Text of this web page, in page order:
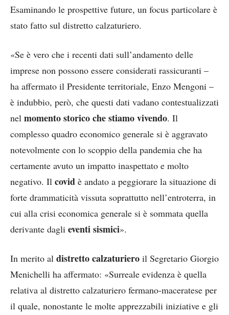
Esaminando le prospettive future, un focus particolare è
stato fatto sul distretto calzaturiero.
«Se è vero che i recenti dati sull’andamento delle
imprese non possono essere considerati rassicuranti –
ha affermato il Presidente territoriale, Enzo Mengoni –
è indubbio, però, che questi dati vadano contestualizzati
nel momento storico che stiamo vivendo. Il
complesso quadro economico generale si è aggravato
notevolmente con lo scoppio della pandemia che ha
certamente avuto un impatto inaspettato e molto
negativo. Il covid è andato a peggiorare la situazione di
forte drammaticità vissuta soprattutto nell’entroterra, in
cui alla crisi economica generale si è sommata quella
derivante dagli eventi sismici».
In merito al distretto calzaturiero il Segretario Giorgio
Menichelli ha affermato: «Surreale evidenza è quella
relativa al distretto calzaturiero fermano-maceratese per
il quale, nonostante le molte apprezzabili iniziative e gli